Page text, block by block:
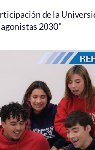
de la
2030"